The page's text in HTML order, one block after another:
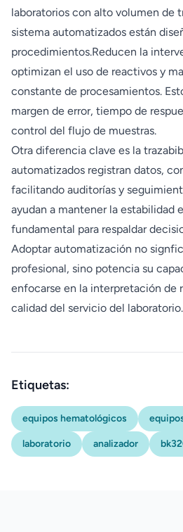
laboratorios con alto volumen de
sistema automatizados están
procedimientos.Reducen la
optimizan el uso de reactivos y
constante de procesamientos.
margen de error, tiempo de
control del flujo de muestras.
Otra diferencia clave es la
automatizados registran datos,
facilitando auditorías y
ayudan a mantener la estabilidad
fundamental para respaldar
Adoptar automatización no
profesional, sino potencia su
enfocarse en la interpretación de
calidad del servicio del laboratorio.
Etiquetas:
equipos hematológicos
laboratorio analizador